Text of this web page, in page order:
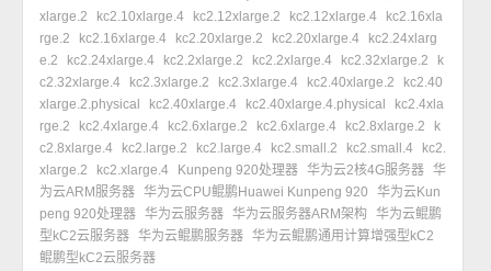
xlarge.2
kc2.10xlarge.4 kc2.12xlarge.2 kc2.12xlarge.4
kc2.16xla
rge.2
kc2.16xlarge.4 kc2.20xlarge.2 kc2.20xlarge.4
kc2.24xlarg
e.2
kc2.24xlarge.4 kc2.2xlarge.2 kc2.2xlarge.4 kc2.32xlarge.2
k
c2.32xlarge.4
kc2.3xlarge.2 kc2.3xlarge.4 kc2.40xlarge.2
kc2.40
xlarge.2.physical
kc2.40xlarge.4 kc2.40xlarge.4.physical
kc2.4xla
rge.2
kc2.4xlarge.4 kc2.6xlarge.2 kc2.6xlarge.4 kc2.8xlarge.2
k
c2.8xlarge.4
kc2.large.2 kc2.large.4 kc2.small.2 kc2.small.4
kc2.
xlarge.2
kc2.xlarge.4 Kunpeng 920处理器 华为云2核4G服务器 华
为云ARM服务器 华为云CPU鲲鹏Huawei Kunpeng 920
华为云Kun
peng 920处理器 华为云服务器 华为云服务器ARM架构
华为云鲲鹏
型kC2云服务器 华为云鲲鹏服务器 华为云鲲鹏通用计算增强型kC2
鲲鹏型kC2云服务器